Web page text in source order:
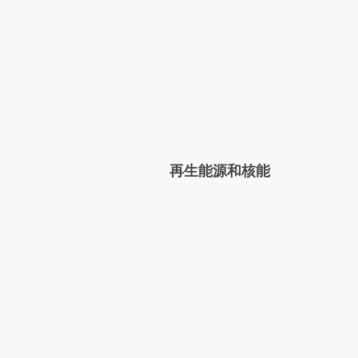
再生能源和核能